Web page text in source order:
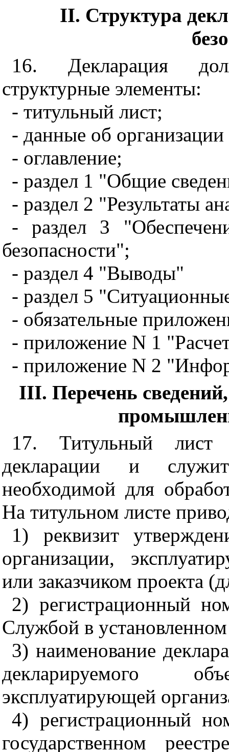
II. Структура
16. Декларация
структурные элементы:
- титульный лист;
- данные об
- оглавление;
- раздел 1 "Общие
- раздел 2 "Результаты
- раздел 3
безопасности";
- раздел 4 "Выводы"
- раздел 5
- обязательные
- приложение N 1
- приложение N 2
III. Перечень
17. Титульный лист
декларации и
необходимой для
На титульном листе
1) реквизит
организации,
или заказчиком проекта
2) регистрационный
Службой в
3) наименование
декларируемого
эксплуатирующей
4) регистрационный
государственном